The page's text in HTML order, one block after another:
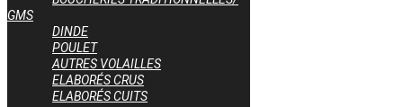
GMS
DINDE
POULET
AUTRES VOLAILLES
ELABORÉS CRUS
ELABORÉS CUITS